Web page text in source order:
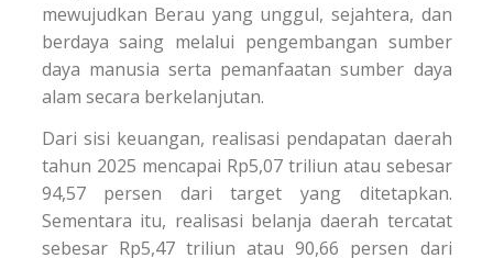
mewujudkan Berau yang unggul, sejahtera, dan
berdaya saing melalui pengembangan sumber
daya manusia serta pemanfaatan sumber daya
alam secara berkelanjutan.
Dari sisi keuangan, realisasi pendapatan daerah
tahun 2025 mencapai Rp5,07 triliun atau sebesar
94,57 persen dari target yang ditetapkan.
Sementara itu, realisasi belanja daerah tercatat
sebesar Rp5,47 triliun atau 90,66 persen dari